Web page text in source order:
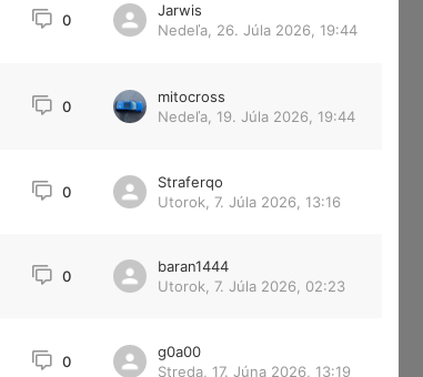
0
Jarwis
Nedeľa, 26. Júla 2026, 19:44
0
mitocross
Nedeľa, 19. Júla 2026, 19:44
0
Straferqo
Utorok, 7. Júla 2026, 13:16
0
baran1444
Utorok, 7. Júla 2026, 02:23
0
g0a00
Streda, 17. Júna 2026, 13:19